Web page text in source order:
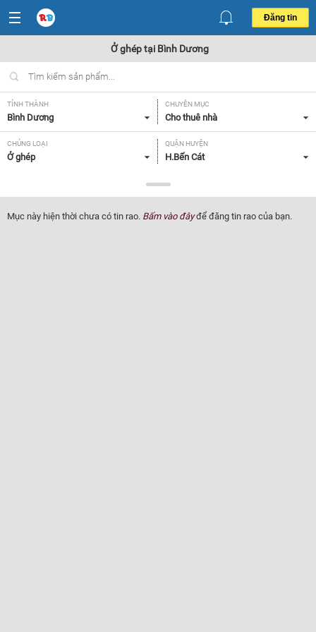
Đăng tin
Ở ghép tại Bình Dương
TỈNH THÀNH
Bình Dương
CHUYÊN MỤC
Cho thuê nhà
CHỦNG LOẠI
Ở ghép
QUẬN HUYỆN
H.Bến Cát
Tất cả
TIỆN ÍCH
Tất cả
TÌM NGƯỜI Ở GHÉP
Mục này hiện thời chưa có tin rao. Bấm vào đâyđể đăng tin rao của bạn.